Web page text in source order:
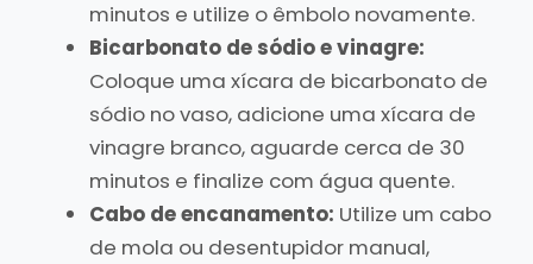
minutos e utilize o êmbolo novamente.
Bicarbonato de sódio e vinagre:
Coloque uma xícara de bicarbonato de
sódio no vaso, adicione uma xícara de
vinagre branco, aguarde cerca de 30
minutos e finalize com água quente.
Cabo de encanamento: Utilize um cabo
de mola ou desentupidor manual,